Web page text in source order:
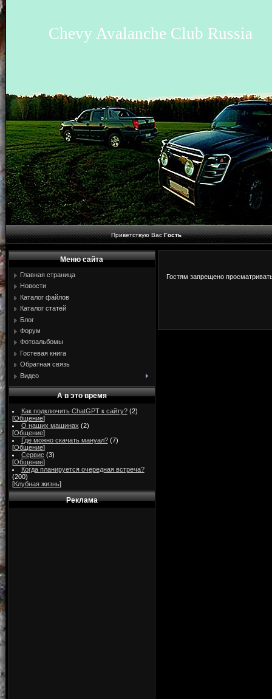
Chevy Avalanche Club Russia
Приветствую Вас Гость
Меню сайта
Главная страница
Новости
Каталог файлов
Каталог статей
Блог
Форум
Фотоальбомы
Гостевая книга
Обратная связь
Видео
А в это время
Как подключить ChatGPT к сайту? (2)
[Общение]
О наших машинах (2)
[Общение]
Где можно скачать мануал? (7)
[Общение]
Сервис (3)
[Общение]
Когда планируется очередная встреча?
(200)
[Клубная жизнь]
Реклама
Гостям запрещено